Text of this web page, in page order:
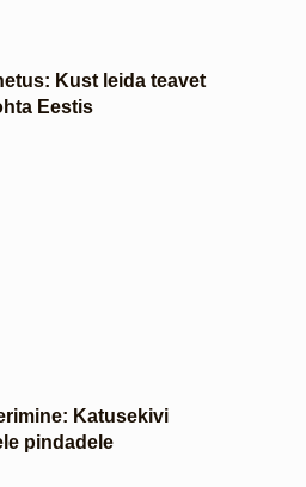
Kust leida teavet
Eestis
Katusekivi
pindadele